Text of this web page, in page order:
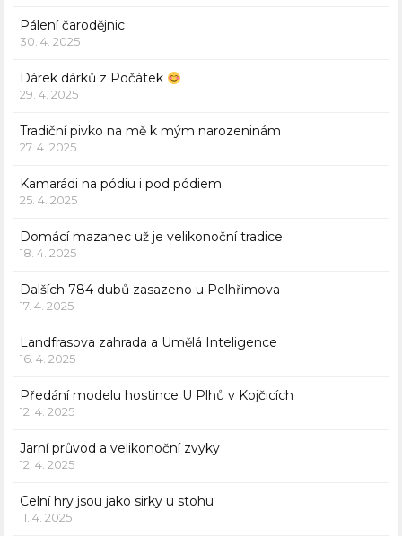
Pálení čarodějnic
30. 4. 2025
Dárek dárků z Počátek
29. 4. 2025
Tradiční pivko na mě k mým narozeninám
27. 4. 2025
Kamarádi na pódiu i pod pódiem
25. 4. 2025
Domácí mazanec už je velikonoční tradice
18. 4. 2025
Dalších 784 dubů zasazeno u Pelhřimova
17. 4. 2025
Landfrasova zahrada a Umělá Inteligence
16. 4. 2025
Předání modelu hostince U Plhů v Kojčicích
12. 4. 2025
Jarní průvod a velikonoční zvyky
12. 4. 2025
Celní hry jsou jako sirky u stohu
11. 4. 2025